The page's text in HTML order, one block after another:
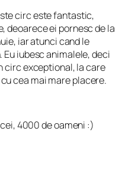
circ este fantastic,
deoarece ei pornesc de la
iar atunci cand le
iubesc animalele, deci
circ exceptional, la care
cea mai mare placere.
4000 de oameni :)